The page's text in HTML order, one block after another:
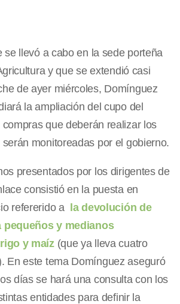
se llevó a cabo en la sede porteña
y que se extendió casi
de ayer miércoles, Domínguez
la ampliación del cupo del
que deberán realizar los
monitoreadas por el gobierno.
presentados por los dirigentes de
consistió en la puesta en
refererido a
la devolución de
pequeños y medianos
y maíz(que ya lleva cuatro
En este tema Domínguez aseguró
días se hará una consulta con los
entidades para definir la